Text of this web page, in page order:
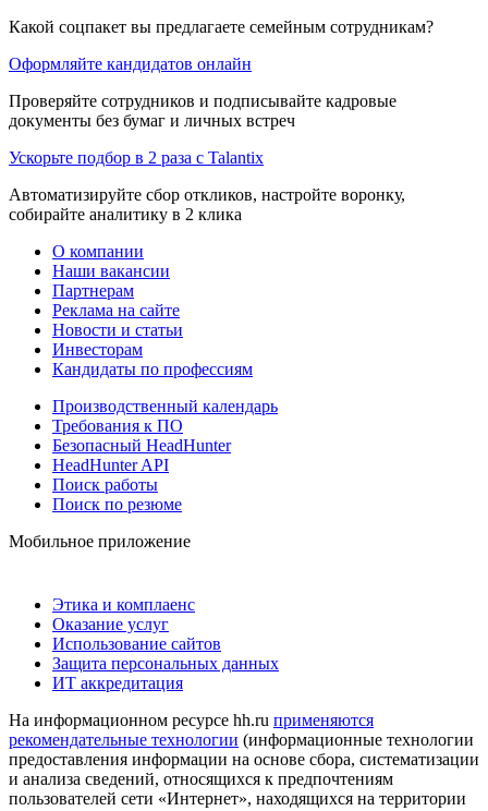
Какой соцпакет вы предлагаете семейным сотрудникам?
Оформляйте кандидатов онлайн
Проверяйте сотрудников и подписывайте кадровые
документы без бумаг и личных встреч
Ускорьте подбор в 2 раза с Talantix
Автоматизируйте сбор откликов, настройте воронку,
собирайте аналитику в 2 клика
О компании
Наши вакансии
Партнерам
Реклама на сайте
Новости и статьи
Инвесторам
Кандидаты по профессиям
Производственный календарь
Требования к ПО
Безопасный HeadHunter
HeadHunter API
Поиск работы
Поиск по резюме
Мобильное приложение
Этика и комплаенс
Оказание услуг
Использование сайтов
Защита персональных данных
ИТ аккредитация
На информационном ресурсе hh.ru применяются
рекомендательные технологии (информационные технологии
предоставления информации на основе сбора, систематизации
и анализа сведений, относящихся к предпочтениям
пользователей сети «Интернет», находящихся на территории